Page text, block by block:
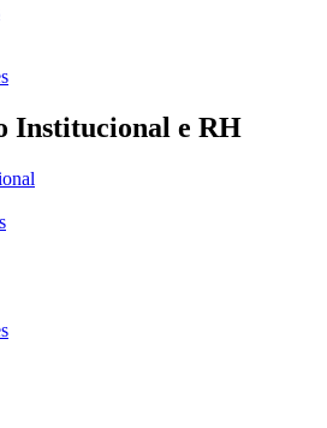
Institucional e RH